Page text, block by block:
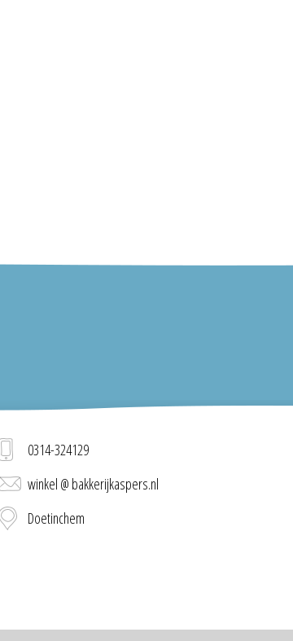
0314-324129
winkel @ bakkerijkaspers.nl
Doetinchem